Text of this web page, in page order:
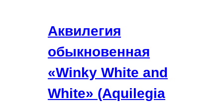
Аквилегия
обыкновенная
«Winky White and
White» (Aquilegia